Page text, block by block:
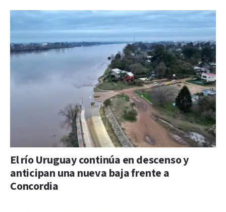
El río Uruguay continúa en descenso y
anticipan una nueva baja frente a
Concordia